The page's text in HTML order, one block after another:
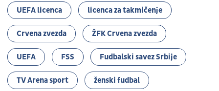
UEFA licenca licenca za takmičenje
Crvena zvezda ŽFK Crvena zvezda
UEFA FSS Fudbalski savez Srbije
TV Arena sport ženski fudbal